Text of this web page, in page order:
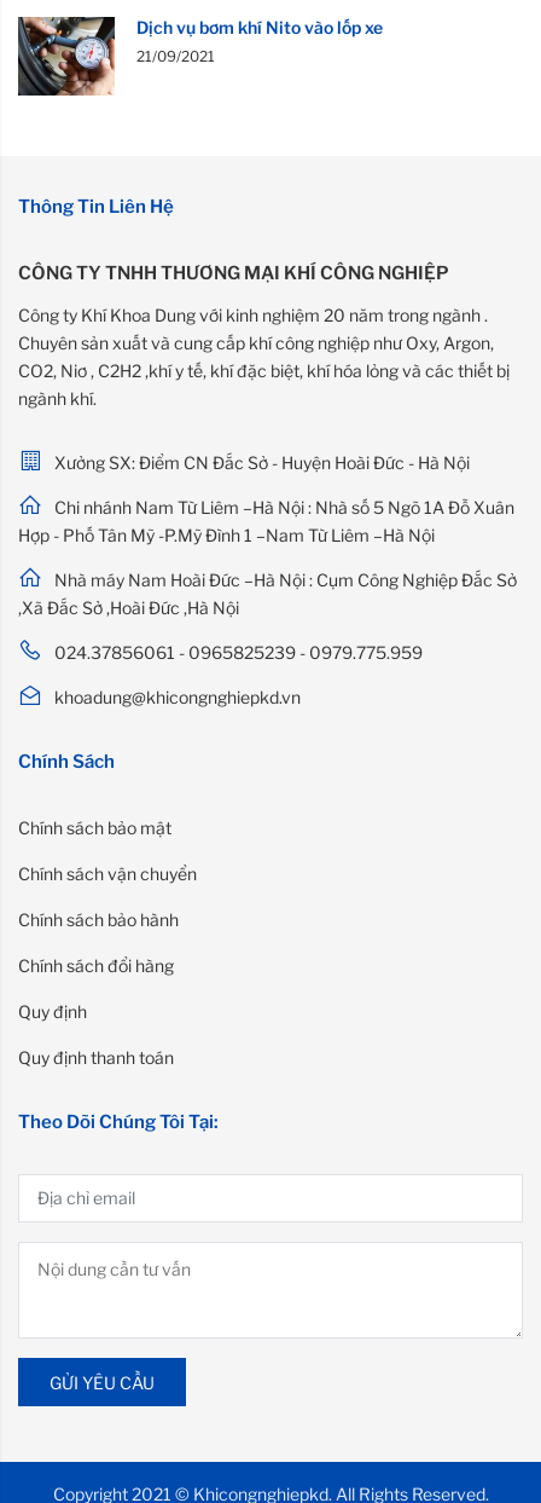
Dịch vụ bơm khí Nito vào lốp xe
21/09/2021
Thông Tin Liên Hệ
CÔNG TY TNHH THƯƠNG MẠI KHÍ CÔNG NGHIỆP
Công ty Khí Khoa Dung với kinh nghiệm 20 năm trong ngành .
Chuyên sản xuất và cung cấp khí công nghiệp như Oxy, Argon,
CO2, Niơ , C2H2 ,khí y tế, khí đặc biệt, khí hóa lỏng và các thiết bị
ngành khí.
Xưởng SX: Điểm CN Đắc Sở - Huyện Hoài Đức - Hà Nội
Chi nhánh Nam Từ Liêm –Hà Nội : Nhà số 5 Ngõ 1A Đỗ Xuân
Hợp - Phố Tân Mỹ -P.Mỹ Đình 1 –Nam Từ Liêm –Hà Nội
Nhà máy Nam Hoài Đức –Hà Nội : Cụm Công Nghiệp Đắc Sở
,Xã Đắc Sở ,Hoài Đức ,Hà Nội
024.37856061 - 0965825239 - 0979.775.959
khoadung@khicongnghiepkd.vn
Chính Sách
Chính sách bảo mật
Chính sách vận chuyển
Chính sách bảo hành
Chính sách đổi hàng
Quy định
Quy định thanh toán
Theo Dõi Chúng Tôi Tại:
GỬI YÊU CẦU
Copyright 2021 © Khicongnghiepkd. All Rights Reserved.